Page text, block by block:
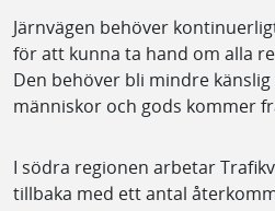
Järnvägen behöver
för att kunna ta hand om alla
Den behöver bli mindre
människor och gods kommer
I södra regionen arbetar
tillbaka med ett antal